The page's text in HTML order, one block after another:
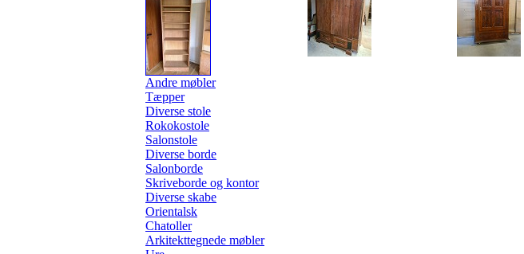
Andre møbler
Tæpper
Diverse stole
Rokokostole
Salonstole
Diverse borde
Salonborde
Skriveborde og kontor
Diverse skabe
Orientalsk
Chatoller
Arkitekttegnede møbler